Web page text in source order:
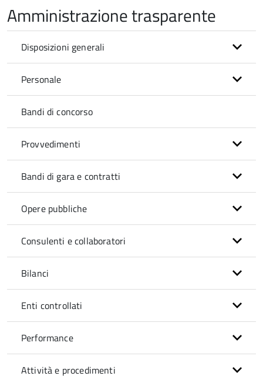
Amministrazione trasparente
Disposizioni generali
Personale
Bandi di concorso
Provvedimenti
Bandi di gara e contratti
Opere pubbliche
Consulenti e collaboratori
Bilanci
Enti controllati
Performance
Attività e procedimenti